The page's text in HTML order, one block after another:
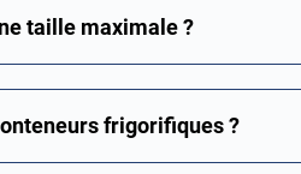
taille maximale ?
frigorifiques ?